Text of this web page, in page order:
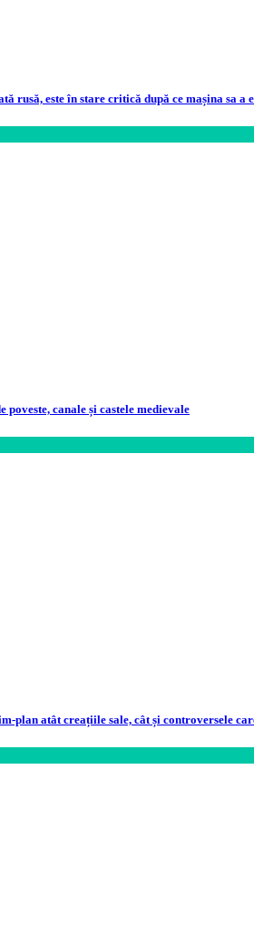
rusă, este în stare critică după ce mașina sa a
canale și castele medievale
atât creațiile sale, cât și controversele